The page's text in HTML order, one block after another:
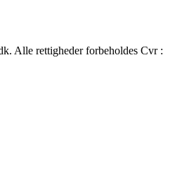
Alle rettigheder forbeholdes Cvr :